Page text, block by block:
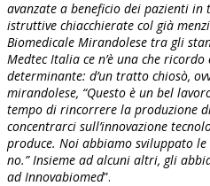
avanzate a beneficio dei pazienti
istruttive chiacchierate col già
Biomedicale Mirandolese tra gli
Medtec Italia ce n’è una che
determinante: d’un tratto chiosò,
mirandolese, “Questo è un bel
tempo di rincorrere la produzione
concentrarci sull’innovazione
produce. Noi abbiamo sviluppato
no.” Insieme ad alcuni altri, gli
ad Innovabiomed”.